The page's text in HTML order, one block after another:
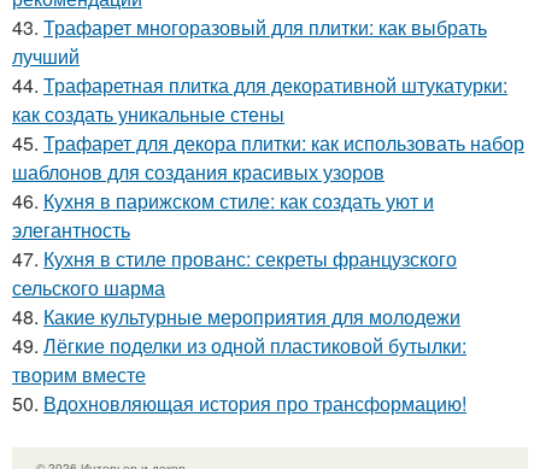
43. Трафарет многоразовый для плитки: как выбрать
лучший
44. Трафаретная плитка для декоративной штукатурки:
как создать уникальные стены
45. Трафарет для декора плитки: как использовать набор
шаблонов для создания красивых узоров
46. Кухня в парижском стиле: как создать уют и
элегантность
47. Кухня в стиле прованс: секреты французского
сельского шарма
48. Какие культурные мероприятия для молодежи
49. Лёгкие поделки из одной пластиковой бутылки:
творим вместе
50. Вдохновляющая история про трансформацию!